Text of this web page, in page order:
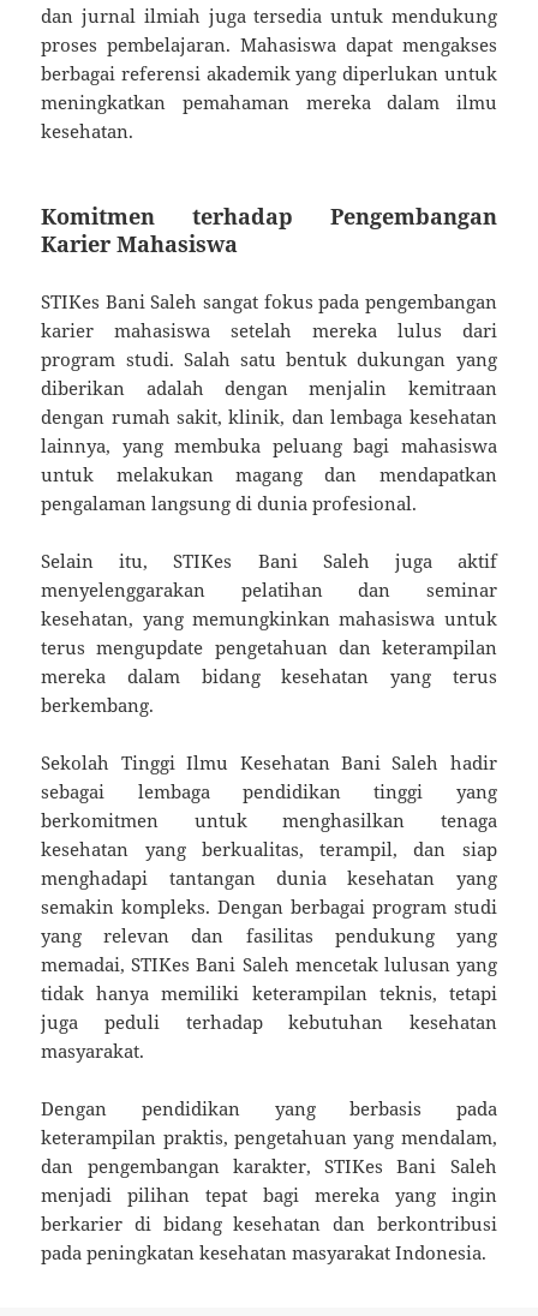
dan jurnal ilmiah juga tersedia untuk mendukung
proses pembelajaran. Mahasiswa dapat mengakses
berbagai referensi akademik yang diperlukan untuk
meningkatkan pemahaman mereka dalam ilmu
kesehatan.
Komitmen terhadap Pengembangan
Karier Mahasiswa
STIKes Bani Saleh sangat fokus pada pengembangan
karier mahasiswa setelah mereka lulus dari
program studi. Salah satu bentuk dukungan yang
diberikan adalah dengan menjalin kemitraan
dengan rumah sakit, klinik, dan lembaga kesehatan
lainnya, yang membuka peluang bagi mahasiswa
untuk melakukan magang dan mendapatkan
pengalaman langsung di dunia profesional.
Selain itu, STIKes Bani Saleh juga aktif
menyelenggarakan pelatihan dan seminar
kesehatan, yang memungkinkan mahasiswa untuk
terus mengupdate pengetahuan dan keterampilan
mereka dalam bidang kesehatan yang terus
berkembang.
Sekolah Tinggi Ilmu Kesehatan Bani Saleh hadir
sebagai lembaga pendidikan tinggi yang
berkomitmen untuk menghasilkan tenaga
kesehatan yang berkualitas, terampil, dan siap
menghadapi tantangan dunia kesehatan yang
semakin kompleks. Dengan berbagai program studi
yang relevan dan fasilitas pendukung yang
memadai, STIKes Bani Saleh mencetak lulusan yang
tidak hanya memiliki keterampilan teknis, tetapi
juga peduli terhadap kebutuhan kesehatan
masyarakat.
Dengan pendidikan yang berbasis pada
keterampilan praktis, pengetahuan yang mendalam,
dan pengembangan karakter, STIKes Bani Saleh
menjadi pilihan tepat bagi mereka yang ingin
berkarier di bidang kesehatan dan berkontribusi
pada peningkatan kesehatan masyarakat Indonesia.